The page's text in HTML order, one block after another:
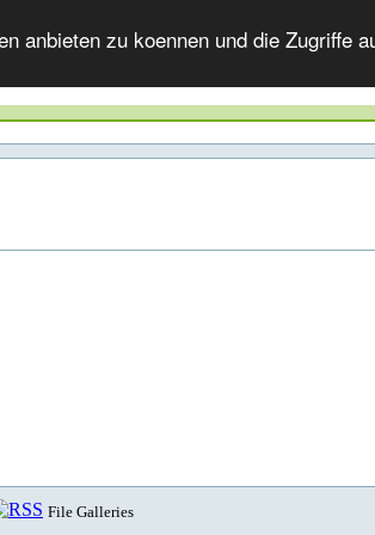
anbieten zu koennen und die Zugriffe
File Galleries